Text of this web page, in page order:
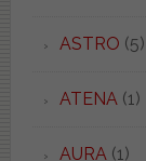
ASTRO (5)
ATENA(1)
AURA(1)